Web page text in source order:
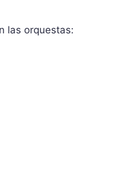
las orquestas: